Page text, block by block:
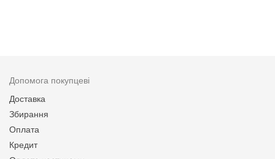
Допомога покупцеві
Доставка
Збирання
Оплата
Кредит